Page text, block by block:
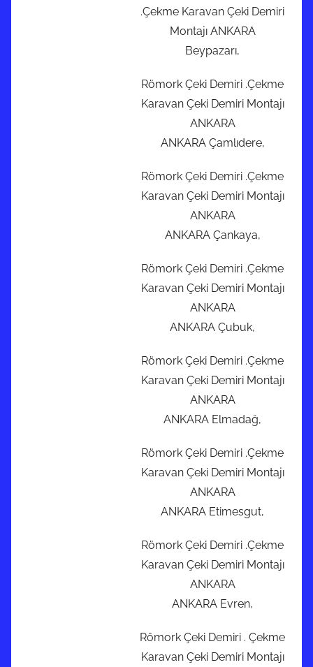
.Çekme Karavan Çeki Demiri
Montajı ANKARA
Beypazarı,
Römork Çeki Demiri .Çekme
Karavan Çeki Demiri Montajı
ANKARA
ANKARA Çamlıdere,
Römork Çeki Demiri .Çekme
Karavan Çeki Demiri Montajı
ANKARA
ANKARA Çankaya,
Römork Çeki Demiri .Çekme
Karavan Çeki Demiri Montajı
ANKARA
ANKARA Çubuk,
Römork Çeki Demiri .Çekme
Karavan Çeki Demiri Montajı
ANKARA
ANKARA Elmadağ,
Römork Çeki Demiri .Çekme
Karavan Çeki Demiri Montajı
ANKARA
ANKARA Etimesgut,
Römork Çeki Demiri .Çekme
Karavan Çeki Demiri Montajı
ANKARA
ANKARA Evren,
Römork Çeki Demiri . Çekme
Karavan Çeki Demiri Montajı